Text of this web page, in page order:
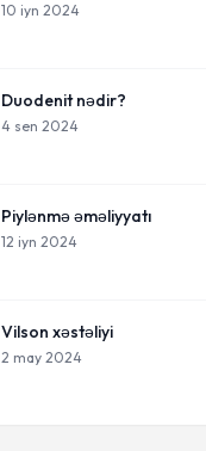
10 iyn 2024
Duodenit nədir?
4 sen 2024
Piylənmə əməliyyatı
12 iyn 2024
Vilson xəstəliyi
2 may 2024